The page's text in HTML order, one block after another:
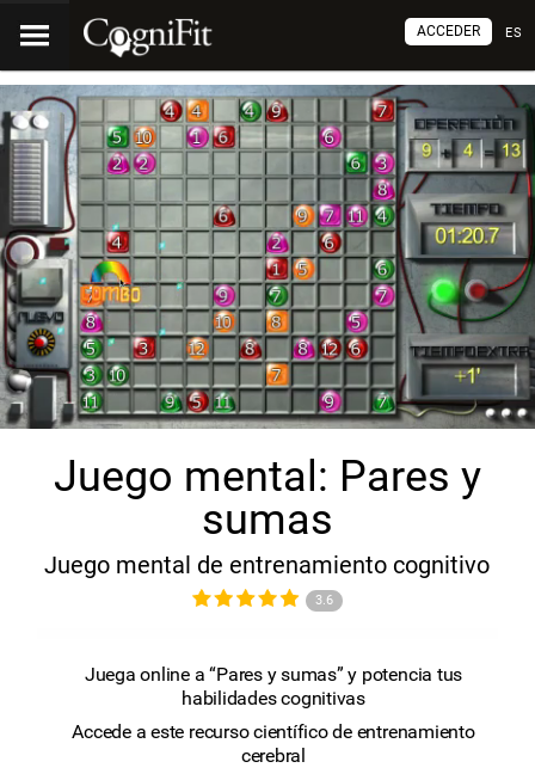
ES
ACCEDER
Juego mental: Pares y
sumas
Juego mental de entrenamiento cognitivo
3.6
Juega online a “Pares y sumas” y potencia tus
habilidades cognitivas
Accede a este recurso científico de entrenamiento
cerebral